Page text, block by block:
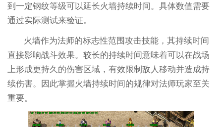
到一定钢纹等级可以延长火墙持续时间。具体数值需要
通过实际测试来验证。
火墙作为法师的标志性范围攻击技能，其持续时间
直接影响战斗效果。较长的持续时间意味着可以在战场
上形成更持久的伤害区域，有效限制敌人移动并造成持
续伤害。因此掌握火墙持续时间的规律对法师玩家至关
重要。